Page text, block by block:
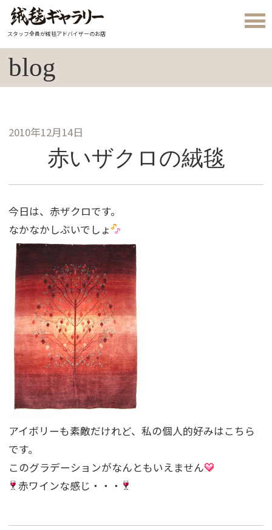
スタッフ全員が絨毯アドバイザーのお店
blog
2010年12月14日
赤いザクロの絨毯
今日は、赤ザクロです。
なかなかしぶいでしょ
アイボリーも素敵だけれど、私の個人的好みはこちら
です。
このグラデーションがなんともいえません
赤ワインな感じ・・・